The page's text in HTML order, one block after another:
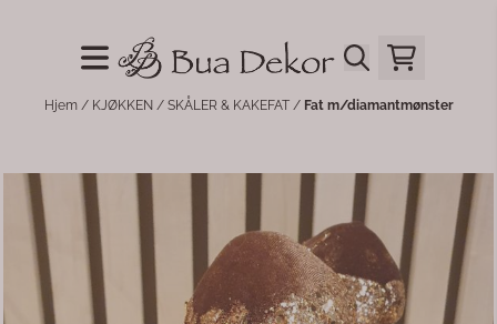
Hopp til innhold
Hjem / KJØKKEN / SKÅLER & KAKEFAT / Fat m/diamantmønster